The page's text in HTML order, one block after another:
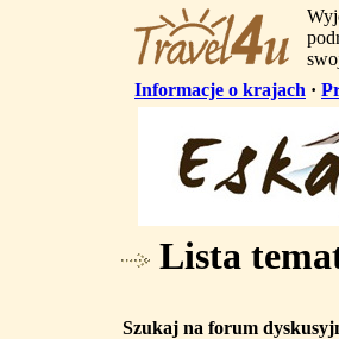
Informacje o krajach ·
Lista
Szukaj na forum